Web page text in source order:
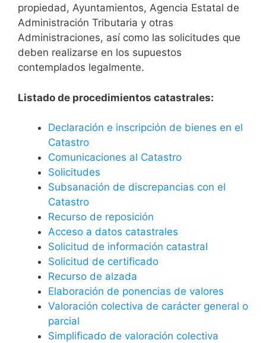
propiedad, Ayuntamientos, Agencia Estatal de
Administración Tributaria y otras
Administraciones, así como las solicitudes que
deben realizarse en los supuestos
contemplados legalmente.
Listado de procedimientos catastrales:
Declaración e inscripción de bienes en el
Catastro
Comunicaciones al Catastro
Solicitudes
Subsanación de discrepancias con el
Catastro
Recurso de reposición
Acceso a datos catastrales
Solicitud de información catastral
Solicitud de certificado
Recurso de alzada
Elaboración de ponencias de valores
Valoración colectiva de carácter general o
parcial
Simplificado de valoración colectiva